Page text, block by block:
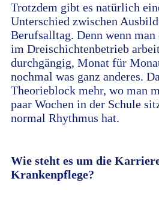
Trotzdem gibt es natürlich
Unterschied zwischen
Berufsalltag. Denn wenn
im Dreischichtenbetrieb
durchgängig, Monat für
nochmal was ganz anderes.
Theorieblock mehr, wo man
paar Wochen in der Schule
normal Rhythmus hat.
Wie steht es um die
Krankenpflege?